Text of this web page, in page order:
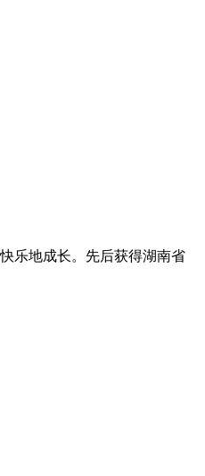
乐地成长。先后获得湖南省